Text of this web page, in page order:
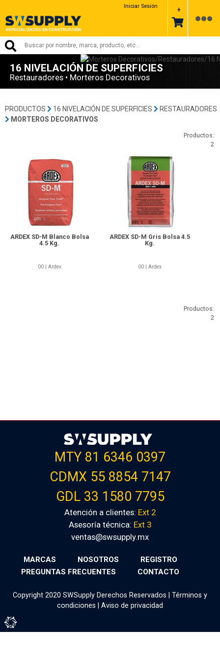
Iniciar Sesión +
16 NIVELACIÓN DE SUPERFICIES
Restauradores • Morteros Decorativos
PRODUCTOS 16 NIVELACIÓN DE SUPERFICIES
RESTAURADORES
MORTEROS DECORATIVOS
Productos:
2
ARDEX SD-M Blanco Bolsa
4.5 Kg.
00 | Ardex
ARDEX SD-M Gris Bolsa 4.5
Kg.
00 | Ardex
Productos:
2
MTY 81 6346 0397
CDMX 55 8854 7147
GDL 33 1580 7795
Atención a clientes: Ext 2
Asesoría técnica: Ext 3
ventas@swsupply.mx
MARCAS NOSOTROS
REGISTRO
PREGUNTAS FRECUENTES
CONTACTO
Copyright 2020 SWSupply Derechos Reservados | Términos y
condiciones
Aviso de privacidad